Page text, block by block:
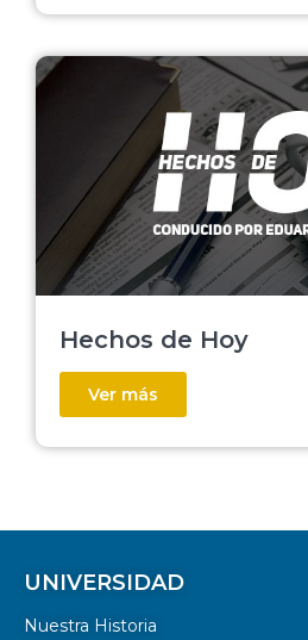
Hechos de Hoy
Ver más
UNIVERSIDAD
Nuestra Historia